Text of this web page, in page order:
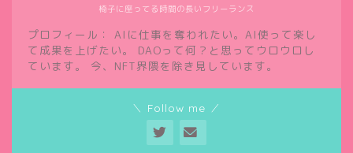
椅子に座ってる時間の長いフリーランス
プロフィール： AIに仕事を奪われたい。AI使って楽し
て成果を上げたい。 DAOって何？と思ってウロウロし
ています。 今、NFT界隈を除き見しています。
＼ Follow me ／